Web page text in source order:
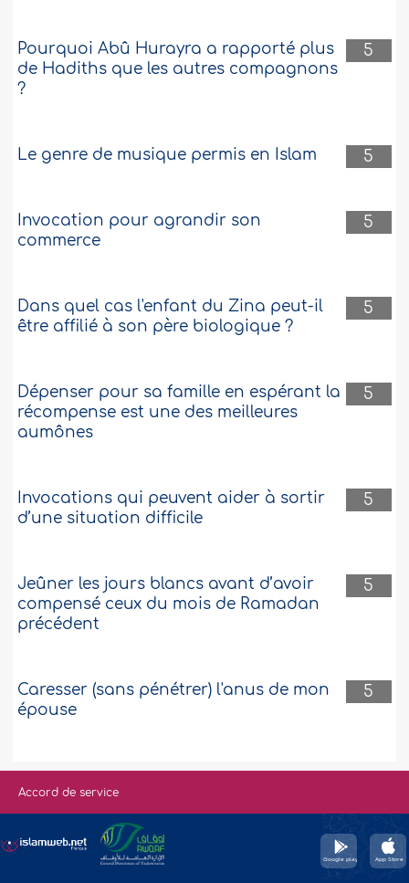
5
Pourquoi Abû Hurayra a rapporté plus
de Hadiths que les autres compagnons
?
5
Le genre de musique permis en Islam
5
Invocation pour agrandir son
commerce
5
Dans quel cas l'enfant du Zina peut-il
être affilié à son père biologique ?
5
Dépenser pour sa famille en espérant la
récompense est une des meilleures
aumônes
5
Invocations qui peuvent aider à sortir
d’une situation difficile
5
Jeûner les jours blancs avant d’avoir
compensé ceux du mois de Ramadan
précédent
5
Caresser (sans pénétrer) l'anus de mon
épouse
Accord de service